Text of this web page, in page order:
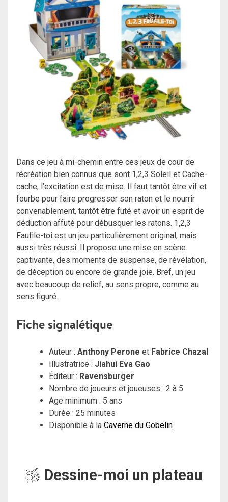
Dans ce jeu à mi-chemin entre ces jeux de cour de
récréation bien connus que sont 1,2,3 Soleil et Cache-
cache, l’excitation est de mise. Il faut tantôt être vif et
fourbe pour faire progresser son raton et le nourrir
convenablement, tantôt être futé et avoir un esprit de
déduction affuté pour débusquer les ratons. 1,2,3
Faufile-toi est un jeu particulièrement original, mais
aussi très réussi. Il propose une mise en scène
captivante, des moments de suspense, de révélation,
de déception ou encore de grande joie. Bref, un jeu
avec beaucoup de relief, au sens propre, comme au
sens figuré.
Fiche signalétique
Auteur : Anthony Perone et Fabrice Chazal
Illustratrice : Jiahui Eva Gao
Éditeur : Ravensburger
Nombre de joueurs et joueuses : 2 à 5
Age minimum : 5 ans
Durée : 25 minutes
Disponible à la Caverne du Gobelin
Dessine-moi un plateau